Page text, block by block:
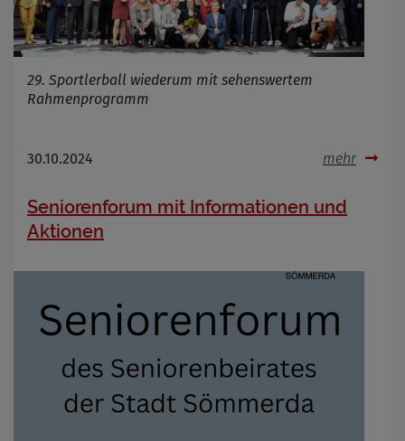
29. Sportlerball wiederum mit sehenswertem
Rahmenprogramm
30.10.2024 mehr
Seniorenforum mit Informationen und
Aktionen